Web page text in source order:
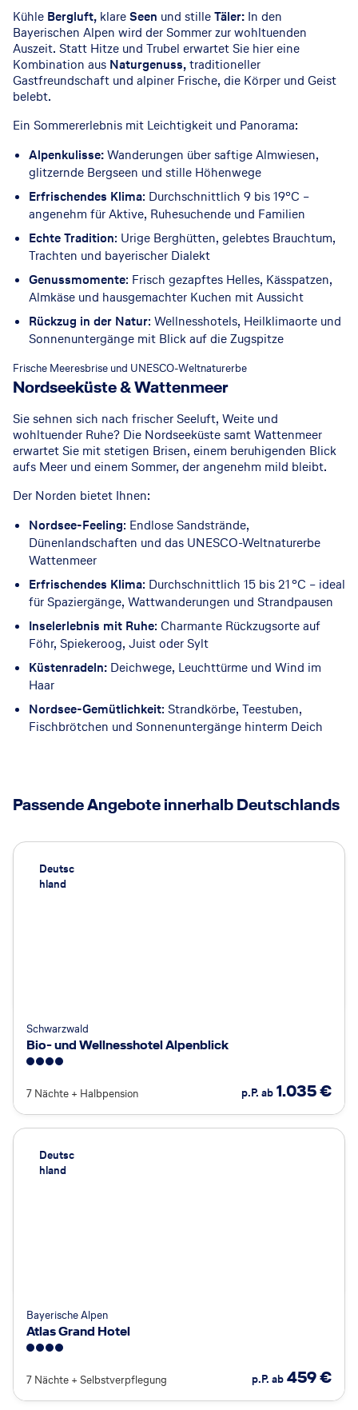
Kühle Bergluft, klareSeen und stilleTäler: In den
Bayerischen Alpen wird der Sommer zur wohltuenden
Auszeit. Statt Hitze und Trubel erwartet Sie hier eine
Kombination aus Naturgenuss,traditioneller
Gastfreundschaft und alpiner Frische, die Körper und Geist
belebt.
Ein Sommererlebnis mit Leichtigkeit und Panorama:
Alpenkulisse:Wanderungen über saftige Almwiesen,
glitzernde Bergseen und stille Höhenwege
Erfrischendes Klima: Durchschnittlich 9 bis 19°C –
angenehm für Aktive, Ruhesuchende und Familien
Echte Tradition: Urige Berghütten, gelebtes Brauchtum,
Trachten und bayerischer Dialekt
Genussmomente: Frisch gezapftes Helles, Kässpatzen,
Almkäse und hausgemachter Kuchen mit Aussicht
Rückzug in der Natur: Wellnesshotels, Heilklimaorte und
Sonnenuntergänge mit Blick auf die Zugspitze
Frische Meeresbrise und UNESCO-Weltnaturerbe
Nordseeküste & Wattenmeer
Sie sehnen sich nach frischer Seeluft, Weite und
wohltuender Ruhe? Die Nordseeküste samt Wattenmeer
erwartet Sie mit stetigen Brisen, einem beruhigenden Blick
aufs Meer und einem Sommer, der angenehm mild bleibt.
Der Norden bietet Ihnen:
Nordsee-Feeling: Endlose Sandstrände,
Dünenlandschaften und das UNESCO-Weltnaturerbe
Wattenmeer
Erfrischendes Klima: Durchschnittlich 15 bis 21 °C – ideal
für Spaziergänge, Wattwanderungen und Strandpausen
Inselerlebnis mit Ruhe: Charmante Rückzugsorte auf
Föhr, Spiekeroog, Juist oder Sylt
Küstenradeln: Deichwege, Leuchttürme und Wind im
Haar
Nordsee-Gemütlichkeit: Strandkörbe, Teestuben,
Fischbrötchen und Sonnenuntergänge hinterm Deich
Passende Angebote innerhalb Deutschlands
Deutsc
hland
Schwarzwald
Bio- und Wellnesshotel Alpenblick
7 Nächte + Halbpension p.P. ab 1.035€
Deutsc
hland
Bayerische Alpen
Atlas Grand Hotel
7 Nächte + Selbstverpflegung p.P. ab 459€